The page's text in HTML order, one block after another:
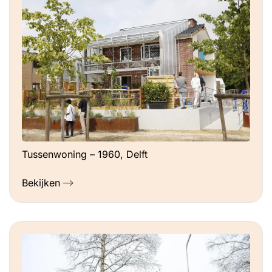
Tussenwoning – 1960, Delft
Bekijken